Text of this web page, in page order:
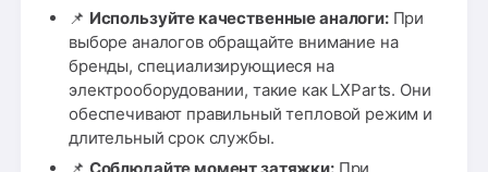
📌 Используйте качественные аналоги:При
выборе аналогов обращайте внимание на
бренды, специализирующиеся на
электрооборудовании, такие как LXParts. Они
обеспечивают правильный тепловой режим и
длительный срок службы.